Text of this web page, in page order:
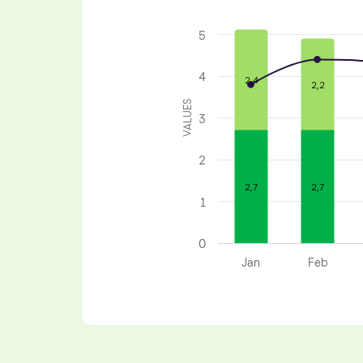
VALUES
2,4 2,2
2,7 2,7
Jan Feb
0
1
2
3
4
5